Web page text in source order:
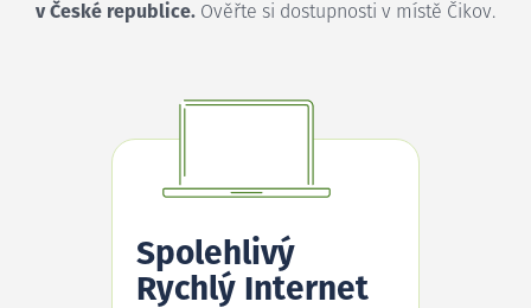
v České republice. Ověřte si dostupnosti v místě Čikov.
Spolehlivý
Rychlý Internet